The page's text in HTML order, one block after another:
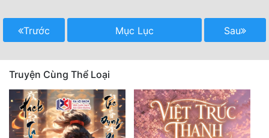
Trước Mục Lục Sau
Truyện Cùng Thể Loại